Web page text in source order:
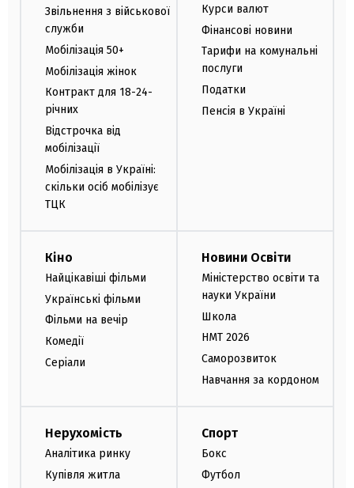
Звільнення з військової
служби
Мобілізація 50+
Мобілізація жінок
Контракт для 18-24-
річних
Відстрочка від
мобілізації
Мобілізація в Україні:
скільки осіб мобілізує
ТЦК
Курси валют
Фінансові новини
Тарифи на комунальні
послуги
Податки
Пенсія в Україні
Кіно
Найцікавіші фільми
Українські фільми
Фільми на вечір
Комедії
Серіали
Новини Освіти
Міністерство освіти та
науки України
Школа
НМТ 2026
Саморозвиток
Навчання за кордоном
Нерухомість
Аналітика ринку
Купівля житла
Спорт
Бокс
Футбол